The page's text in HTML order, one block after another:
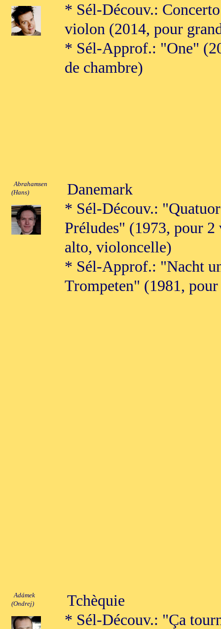
* Sél-Découv.:
violon (2014, pour
* Sél-Approf.: "One"
de chambre)
Abrahamsen
(Hans)
Danemark
* Sél-Découv.:
Préludes" (1973, pour 2
alto, violoncelle)
* Sél-Approf.: "Nacht
Trompeten" (1981,
Adámek
(Ondrej)
Tchèquie
* Sél-Découv.: "Ça